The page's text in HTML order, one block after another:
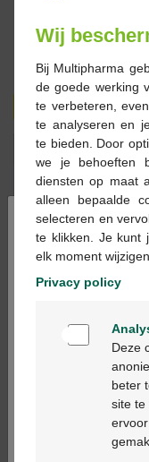
€ 11,99 € 17,50
Op voorraad
- +
Max. aantal = 12
Op
werkdag geleverd
levering in
levering
Klantendienst
via
Ga
Wij
Bij Multipharma
de goede werking
te verbeteren,
te analyseren en
te bieden. Door
we je behoeften
diensten op maat
alleen bepaalde
selecteren en
te klikken. Je kunt
elk moment wijzigen.
Privacy policy
Deze
beter
site te